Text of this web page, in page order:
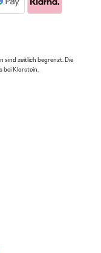
sind zeitlich begrenzt. Die
bei Klarstein.